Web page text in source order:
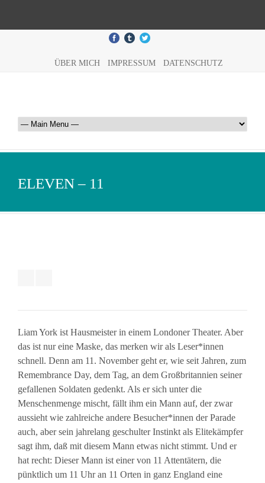
ÜBER MICH IMPRESSUM DATENSCHUTZ
ELEVEN – 11
Liam York ist Hausmeister in einem Londoner Theater. Aber
das ist nur eine Maske, das merken wir als Leser*innen
schnell. Denn am 11. November geht er, wie seit Jahren, zum
Remembrance Day, dem Tag, an dem Großbritannien seiner
gefallenen Soldaten gedenkt. Als er sich unter die
Menschenmenge mischt, fällt ihm ein Mann auf, der zwar
aussieht wie zahlreiche andere Besucher*innen der Parade
auch, aber sein jahrelang geschulter Instinkt als Elitekämpfer
sagt ihm, daß mit diesem Mann etwas nicht stimmt. Und er
hat recht: Dieser Mann ist einer von 11 Attentätern, die
pünktlich um 11 Uhr an 11 Orten in ganz England eine